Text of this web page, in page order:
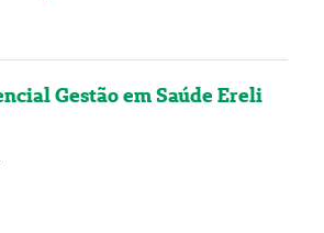
Gestão em Saúde Ereli